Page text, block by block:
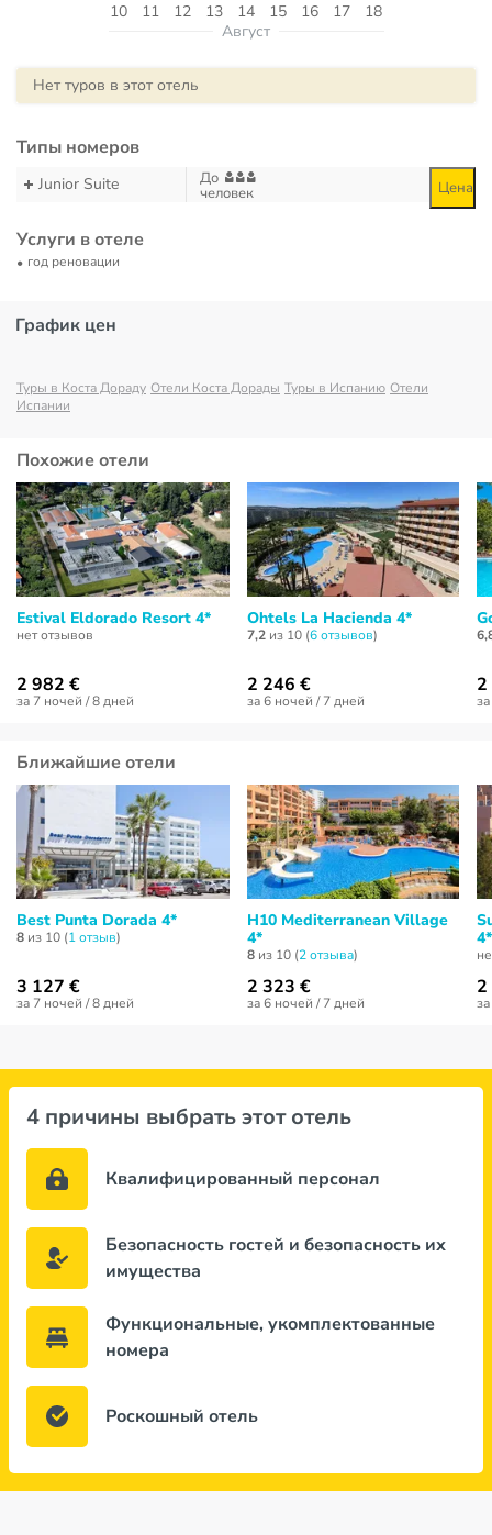
10 11 12 13 14 15 16 17 18
Август
Нет туров в этот отель
Типы номеров
Junior Suite До
человек Цена
Услуги в отеле
год реновации
График цен
Туры в Коста Дораду Отели Коста Дорады Туры в Испанию Отели
Испании
Похожие отели
Estival Eldorado Resort 4*
нет отзывов
2 982 €
за 7 ночей / 8 дней
Ohtels La Hacienda 4*
7,2из 10 (6 отзывов)
2 246 €
за 6 ночей / 7 дней
Ближайшие отели
Best Punta Dorada 4*
8 из 10 (1 отзыв)
3 127 €
за 7 ночей / 8 дней
H10 Mediterranean Village
4*
8из 10 (2 отзывa)
2 323 €
за 6 ночей / 7 дней
4*
4 причины выбрать этот отель
Квалифицированный персонал
Безопасность гостей и безопасность их
имущества
Функциональные, укомплектованные
номера
Роскошный отель